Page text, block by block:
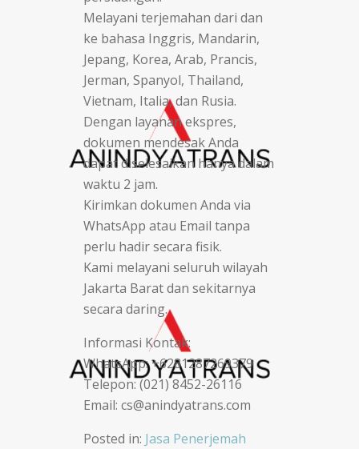
Melayani terjemahan dari dan
ke bahasa Inggris, Mandarin,
Jepang, Korea, Arab, Prancis,
Jerman, Spanyol, Thailand,
Vietnam, Italia, dan Rusia.
Dengan layanan ekspres,
dokumen mendesak Anda
dapat diselesaikan hanya dalam
waktu 2 jam.
Kirimkan dokumen Anda via
WhatsApp atau Email tanpa
perlu hadir secara fisik.
Kami melayani seluruh wilayah
Jakarta Barat dan sekitarnya
secara daring.
Informasi Kontak:
WhatsApp: +6281287269379
Telepon: (021) 8452-26116
Email: cs@anindyatrans.com
Posted in: Jasa Penerjemah